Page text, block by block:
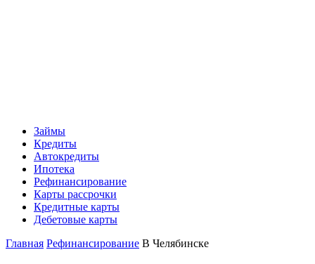
Займы
Кредиты
Автокредиты
Ипотека
Рефинансирование
Карты рассрочки
Кредитные карты
Дебетовые карты
Главная Рефинансирование В Челябинске